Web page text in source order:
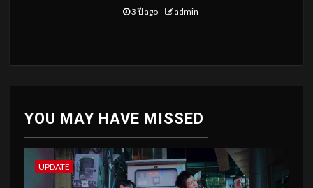
3 ปี ago admin
YOU MAY HAVE MISSED
UPDATE